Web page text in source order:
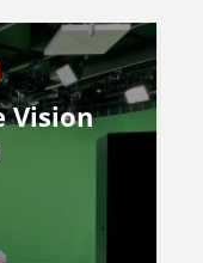
Vision